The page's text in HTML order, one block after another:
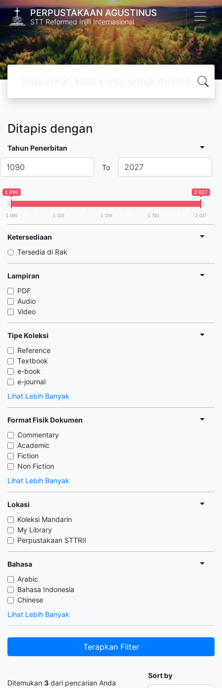
PERPUSTAKAAN AGUSTINUS
STT Reformed Injili Internasional
Ditapis dengan
Tahun Penerbitan
To
1 090 2 027
1 090 1 324 1 559 1 793 2 027
Ketersediaan
Tersedia di Rak
Lampiran
PDF
Audio
Video
Tipe Koleksi
Reference
Textbook
e-book
e-journal
Lihat Lebih Banyak
Format Fisik Dokumen
Commentary
Academic
Fiction
Non Fiction
Lihat Lebih Banyak
Lokasi
Koleksi Mandarin
My Library
Perpustakaan STTRII
Bahasa
Arabic
Bahasa Indonesia
Chinese
Lihat Lebih Banyak
Terapkan Filter
Ditemukan 3 dari pencarian Anda
Sort by